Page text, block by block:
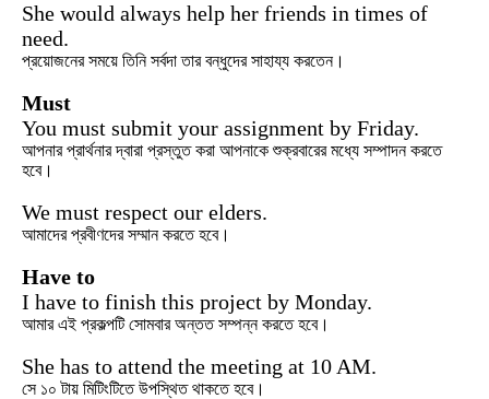
She would always help her friends in times of
need.
প্রয়োজনের সময়ে তিনি সর্বদা তার বন্ধুদের সাহায্য করতেন।
Must
You must submit your assignment by Friday.
আপনার প্রার্থনার দ্বারা প্রস্তুত করা আপনাকে শুক্রবারের মধ্যে সম্পাদন করতে
হবে।
We must respect our elders.
আমাদের প্রবীণদের সম্মান করতে হবে।
Have to
I have to finish this project by Monday.
আমার এই প্রকল্পটি সোমবার অন্তত সম্পন্ন করতে হবে।
She has to attend the meeting at 10 AM.
সে ১০ টায় মিটিংটিতে উপস্থিত থাকতে হবে।